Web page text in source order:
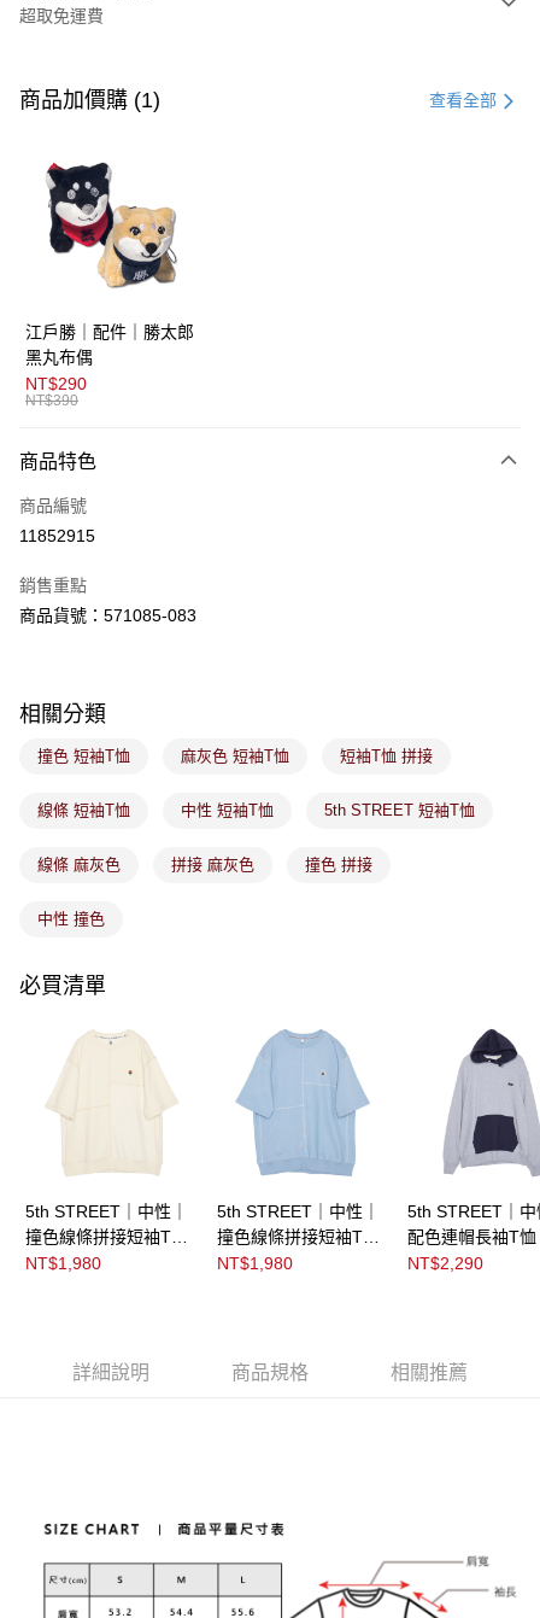
超取免運費
信用卡一次付款
LINE Pay
AFTEE先享後付
【關於「AFTEE先享後付」】
便利好安心！
１．簡單：不需註冊會員、不需綁卡、不需儲值。
２．便利：只要手機號碼，簡訊認證，即可結帳。
３．安心：先確認商品／服務後，再付款。
１．於結帳方式選擇「AFTEE先享後付」後，將跳轉至「AFTEE先享後付」
２．訂單成立數日內，您將收到繳費通知簡訊。
３．收到繳費通知簡訊後14天內，點擊此簡訊中的連結，可透過四大超商／
購買商品的店家。未經商家同意取消之訂單仍視為有效，需透過AFTEE先享
後付繳納相關費用。
【注意事項】
易，需依本服務之必要範圍內提供個人資料，並將交易相關給付款項請求債
２．關於個人資料處理事宜，請瀏覽以下網址：
「AFTEE先享後付」，若未經同意申辦者引起之損失，本公司不負相關責
４．使用「AFTEE先享後付」時，將依據個別帳號之用戶狀況，依本公司即
５．嚴禁一人註冊多個帳號或使用他人資訊註冊。若發現惡意使用之情形，
運送方式
全家取貨付款
免運費
免運費
7-11取貨付款
免運費
免運費
宅配
免運費
商品加價購 (1) 查看全部
江戶勝｜配件｜勝太郎
黑丸布偶
NT$290
NT$390
商品特色
商品編號
11852915
銷售重點
商品貨號：571085-083
相關分類
撞色 短袖T恤 麻灰色 短袖T恤 短袖T恤 拼接
線條 短袖T恤 中性 短袖T恤 5th STREET 短袖T恤
線條 麻灰色 拼接 麻灰色 撞色 拼接
中性 撞色
必買清單
5th STREET｜中性｜
撞色線條拼接短袖T恤
｜淺卡其
NT$1,980
5th STREET｜中性｜
撞色線條拼接短袖T恤
｜寶石藍
NT$1,980
5th STREET｜中
配色連帽長袖T恤
灰色
NT$2,290
詳細說明 商品規格 相關推薦